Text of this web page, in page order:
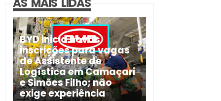
BYD inicia novas
inscrições para vagas
de Assistente de
Logística em Camaçari
e Simões Filho; não
exige experiência